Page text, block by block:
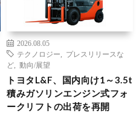
2026.08.05
テクノロジー
プレスリリースな
ど
動向/展望
トヨタL&F、国内向け1～3.5t
積みガソリンエンジン式フォ
ークリフトの出荷を再開